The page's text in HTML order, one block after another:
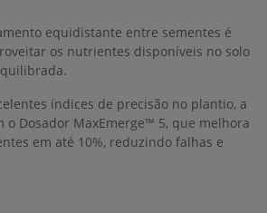
equidistante entre sementes é
os nutrientes disponíveis no solo
índices de precisão no plantio, a
o Dosador MaxEmerge™ 5, que melhora
em até 10%, reduzindo falhas e